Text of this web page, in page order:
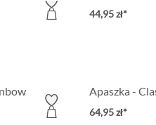
44,95 zł*
Apaszka -
64,95 zł*